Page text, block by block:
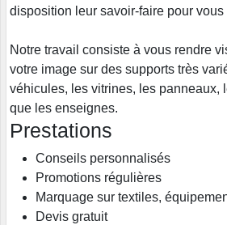
disposition leur savoir-faire pour vous
Notre travail consiste à vous rendre
votre image sur des supports très
véhicules, les vitrines, les panneaux,
que les enseignes.
Prestations
Conseils personnalisés
Promotions régulières
Marquage sur textiles,
Devis gratuit